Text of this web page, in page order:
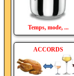
Temps, mode, ...
ACCORDS